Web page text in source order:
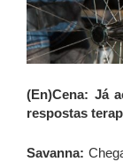
(En)Cena: Já
respostas
Savanna: